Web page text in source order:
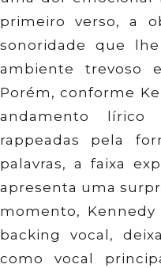
primeiro verso, a
sonoridade que
ambiente trevoso
Porém, conforme
andamento lírico
rappeadas pela
palavras, a faixa
apresenta uma
momento, Kennedy
backing vocal,
como vocal